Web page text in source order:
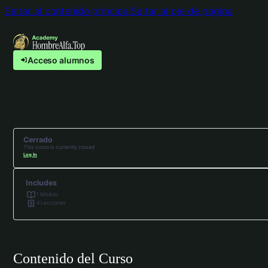
Saltar al contenido principalSaltar al pie de página
Acceso alumnos
Contenido del Curso
Cerrado
This curso is currently closed
Log In
Includes
1 Módulo
4 Lecciones